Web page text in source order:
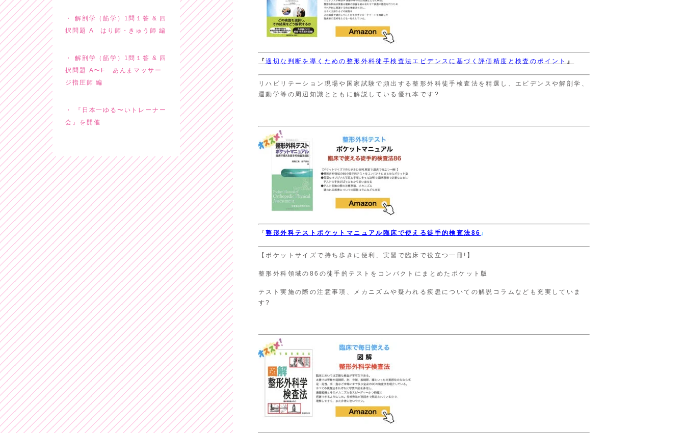
『適切な判断を導くための 整形外科徒手検査法エビデンスに基づく評価精度と検査のポイント 』
リハビリテーション現場や国家試験で頻出する整形外科徒手検査法を精選し、エビデンスや解剖学、
運動学等の周辺知識とともに解説している優れ本です?
『整形外科テストポケットマニュアル 臨床で使える徒手的検査法86 』
【ポケットサイズで持ち歩きに便利、実習で臨床で役立つ一冊!】
整形外科領域の86の徒手的テストをコンパクトにまとめたポケット版
テスト実施の際の注意事項、メカニズムや疑われる疾患についての解説コラムなども充実していま
す?
解剖学（筋学）1問１答 & 四
択問題 A はり師・きゅう師 編
解剖学（筋学）1問１答 & 四
択問題 A〜F あんまマッサー
ジ指圧師 編
『日本一ゆる〜いトレーナー
会』を開催